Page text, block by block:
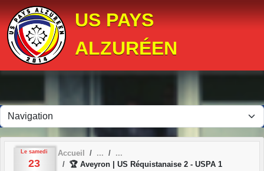
US PAYS
ALZURÉEN
Le samedi
23
Accueil
🏆 Aveyron | US Réquistanaise 2 - USPA 1
Panneau de gestion des cookies